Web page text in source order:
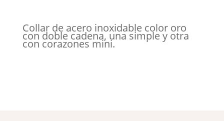
Collar de acero inoxidable color oro
con doble cadena, una simple y otra
con corazones mini.